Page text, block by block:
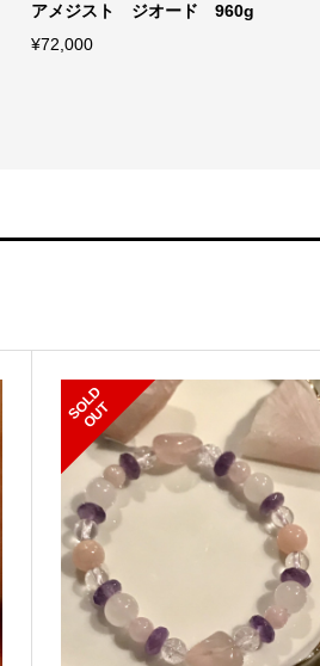
アメジスト ジオード 960g
¥72,000
S
O
L
D
O
U
T